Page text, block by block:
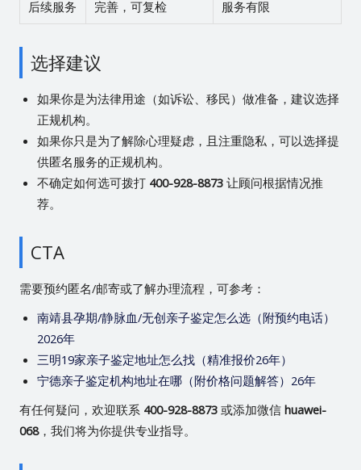
后续服务 完善，可复检 服务有限
选择建议
如果你是为法律用途（如诉讼、移民）做准备，建议选择
正规机构。
如果你只是为了解除心理疑虑，且注重隐私，可以选择提
供匿名服务的正规机构。
不确定如何选可拨打 400-928-8873让顾问根据情况推
荐。
CTA
需要预约匿名/邮寄或了解办理流程，可参考：
南靖县孕期/静脉血/无创亲子鉴定怎么选（附预约电话）
2026年
三明19家亲子鉴定地址怎么找（精准报价26年）
宁德亲子鉴定机构地址在哪（附价格问题解答）26年
有任何疑问，欢迎联系 400-928-8873或添加微信 huawei-
068，我们将为你提供专业指导。